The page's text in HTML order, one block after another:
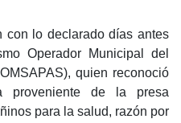
con lo declarado días antes
Operador Municipal del
quien reconoció
proveniente de la presa
para la salud, razón por